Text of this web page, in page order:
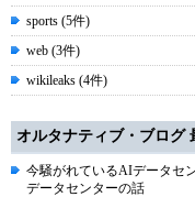
sports (5件)
web (3件)
wikileaks (4件)
オルタナティブ・ブログ
今騒がれているAIデータセ
データセンターの話